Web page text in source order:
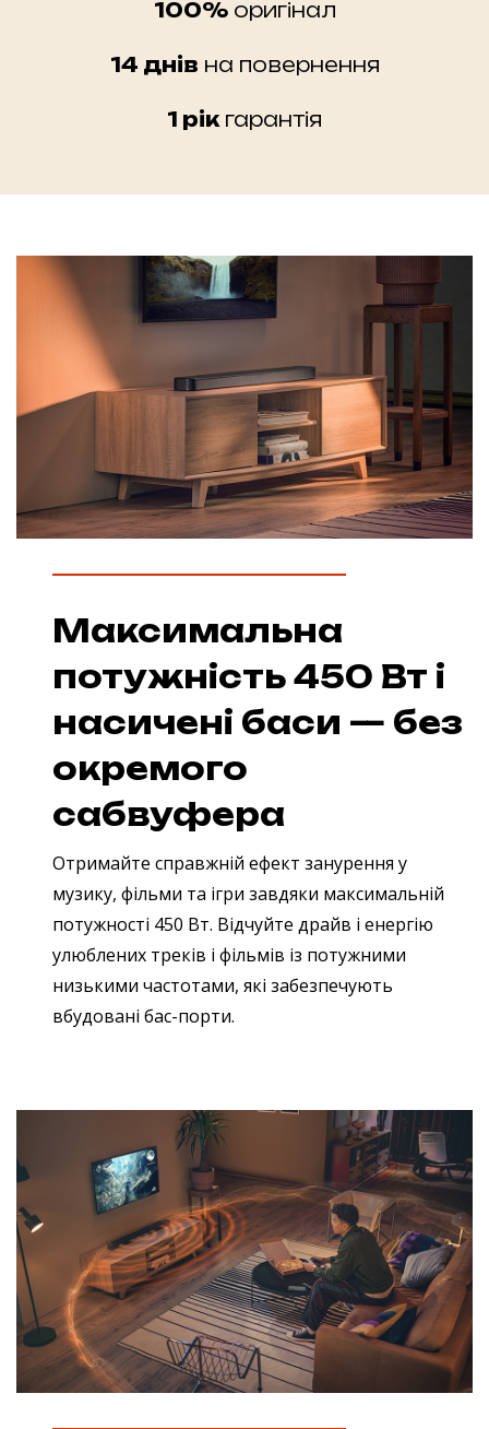
100%оригінал
14 днів на повернення
1 рік гарантія
Максимальна
потужність 450 Вт і
насичені баси — без
окремого
сабвуфера
Отримайте справжній ефект занурення у
музику, фільми та ігри завдяки максимальній
потужності 450 Вт. Відчуйте драйв і енергію
улюблених треків і фільмів із потужними
низькими частотами, які забезпечують
вбудовані бас-порти.